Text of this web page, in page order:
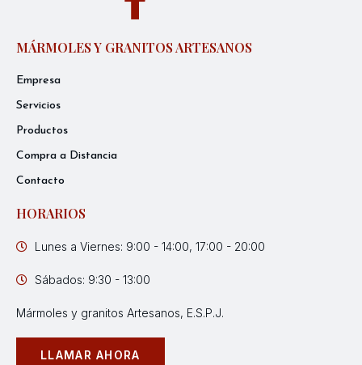
MÁRMOLES Y GRANITOS ARTESANOS
Empresa
Servicios
Productos
Compra a Distancia
Contacto
HORARIOS
Lunes a Viernes: 9:00 - 14:00, 17:00 - 20:00
Sábados: 9:30 - 13:00
Mármoles y granitos Artesanos, E.S.P.J.
LLAMAR AHORA